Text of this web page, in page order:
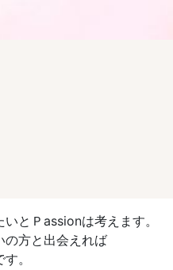
とＰassionは考えます。
の方と出会えれば
。